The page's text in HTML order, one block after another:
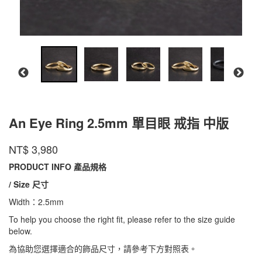
An Eye Ring 2.5mm 單目眼 戒指 中版
商品代號
CMEYBR2500F
AC1-
CMEYBR2500F
品牌 INTZUITION
NT$3,980
PRODUCT INFO 產品規格
/ Size 尺寸
Width：2.5mm
To help you choose the right fit, please refer to the size guide
below.
為協助您選擇適合的飾品尺寸，請參考下方對照表。